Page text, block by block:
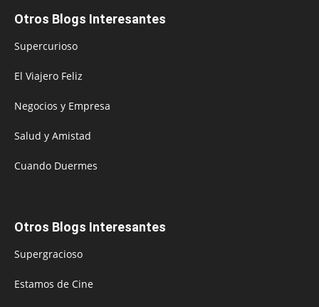
Otros Blogs Interesantes
Supercurioso
El Viajero Feliz
Negocios y Empresa
Salud y Amistad
Cuando Duermes
Otros Blogs Interesantes
Supergracioso
Estamos de Cine